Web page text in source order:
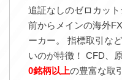
追証なしのゼロカッ
前からメインの海外
ーカー。 指標取引な
いのが特徴！ CFD、
0銘柄以上の豊富な取